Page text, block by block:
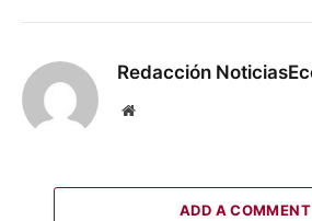
Redacción
Website
ADD A COMMENT